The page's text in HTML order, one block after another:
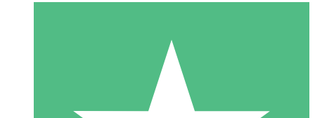
10 Descargas
20 00